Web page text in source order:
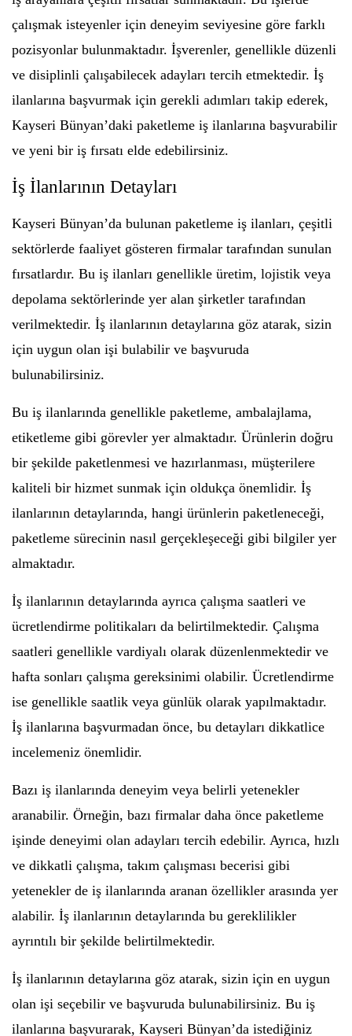
çalışmak isteyenler için deneyim seviyesine göre farklı
pozisyonlar bulunmaktadır. İşverenler, genellikle düzenli
ve disiplinli çalışabilecek adayları tercih etmektedir. İş
ilanlarına başvurmak için gerekli adımları takip ederek,
Kayseri Bünyan’daki paketleme iş ilanlarına başvurabilir
ve yeni bir iş fırsatı elde edebilirsiniz.
İş İlanlarının Detayları
Kayseri Bünyan’da bulunan paketleme iş ilanları, çeşitli
sektörlerde faaliyet gösteren firmalar tarafından sunulan
fırsatlardır. Bu iş ilanları genellikle üretim, lojistik veya
depolama sektörlerinde yer alan şirketler tarafından
verilmektedir. İş ilanlarının detaylarına göz atarak, sizin
için uygun olan işi bulabilir ve başvuruda
bulunabilirsiniz.
Bu iş ilanlarında genellikle paketleme, ambalajlama,
etiketleme gibi görevler yer almaktadır. Ürünlerin doğru
bir şekilde paketlenmesi ve hazırlanması, müşterilere
kaliteli bir hizmet sunmak için oldukça önemlidir. İş
ilanlarının detaylarında, hangi ürünlerin paketleneceği,
paketleme sürecinin nasıl gerçekleşeceği gibi bilgiler yer
almaktadır.
İş ilanlarının detaylarında ayrıca çalışma saatleri ve
ücretlendirme politikaları da belirtilmektedir. Çalışma
saatleri genellikle vardiyalı olarak düzenlenmektedir ve
hafta sonları çalışma gereksinimi olabilir. Ücretlendirme
ise genellikle saatlik veya günlük olarak yapılmaktadır.
İş ilanlarına başvurmadan önce, bu detayları dikkatlice
incelemeniz önemlidir.
Bazı iş ilanlarında deneyim veya belirli yetenekler
aranabilir. Örneğin, bazı firmalar daha önce paketleme
işinde deneyimi olan adayları tercih edebilir. Ayrıca, hızlı
ve dikkatli çalışma, takım çalışması becerisi gibi
yetenekler de iş ilanlarında aranan özellikler arasında yer
alabilir. İş ilanlarının detaylarında bu gereklilikler
ayrıntılı bir şekilde belirtilmektedir.
İş ilanlarının detaylarına göz atarak, sizin için en uygun
olan işi seçebilir ve başvuruda bulunabilirsiniz. Bu iş
ilanlarına başvurarak, Kayseri Bünyan’da istediğiniz